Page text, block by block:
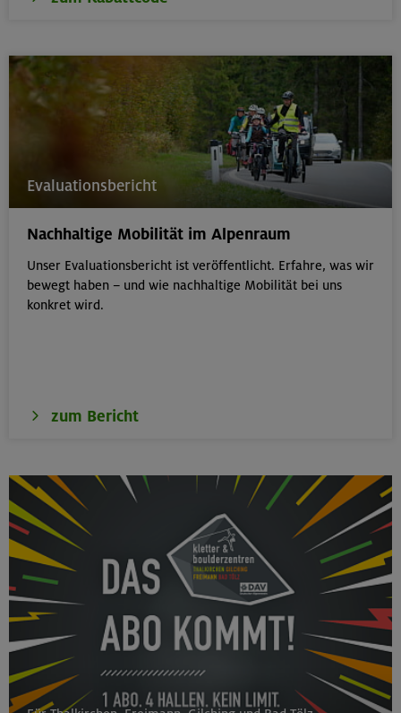
Evaluationsbericht
Nachhaltige Mobilität im Alpenraum
Unser Evaluationsbericht ist veröffentlicht. Erfahre, was wir
bewegt haben – und wie nachhaltige Mobilität bei uns
konkret wird.
zum Bericht